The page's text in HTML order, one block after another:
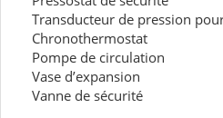
Transducteur de pression pour
Chronothermostat
Pompe de circulation
Vase d’expansion
Vanne de sécurité